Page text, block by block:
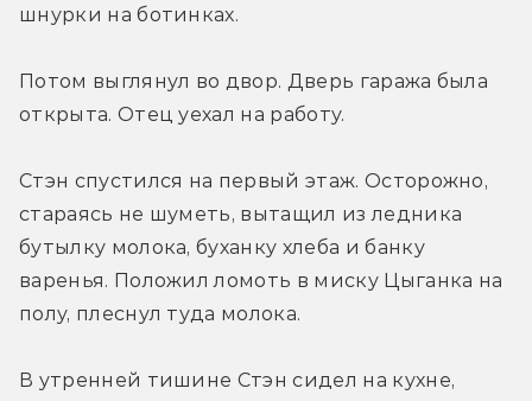
шнурки на ботинках.
Потом выглянул во двор. Дверь гаража была
открыта. Отец уехал на работу.
Стэн спустился на первый этаж. Осторожно,
стараясь не шуметь, вытащил из ледника
бутылку молока, буханку хлеба и банку
варенья. Положил ломоть в миску Цыганка на
полу, плеснул туда молока.
В утренней тишине Стэн сидел на кухне,